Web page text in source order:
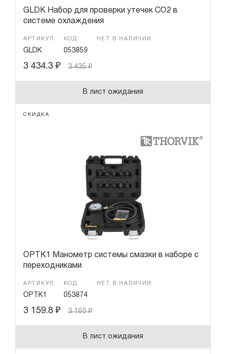
GLDK Набор для проверки утечек СО2 в
системе охлаждения
АРТИКУЛ
GLDK
КОД
053859
НЕТ В НАЛИЧИИ
3 434.3 ₽ 3 435₽
В лист ожидания
СКИДКА
OPTK1 Манометр системы смазки в наборе с
переходниками
АРТИКУЛ
OPTK1
КОД
053874
НЕТ В НАЛИЧИИ
3 159.8 ₽ 3 160₽
В лист ожидания